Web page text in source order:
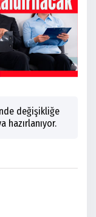
değişikliğe
hazırlanıyor.